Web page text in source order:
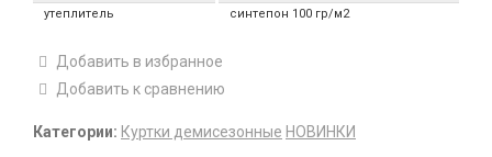
утеплитель
синтепон 100 гр/м2
Добавить в избранное
Добавить к сравнению
Категории: Куртки демисезонные НОВИНКИ